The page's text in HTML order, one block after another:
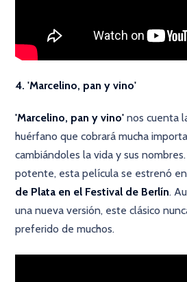
4. 'Marcelino, pan y vino'
'Marcelino, pan y vino' nos cuenta
huérfano que cobrará mucha
cambiándoles la vida y sus
potente, esta película se estrenó
de Plata en el Festival de Berlín.
una nueva versión, este clásico
preferido de muchos.